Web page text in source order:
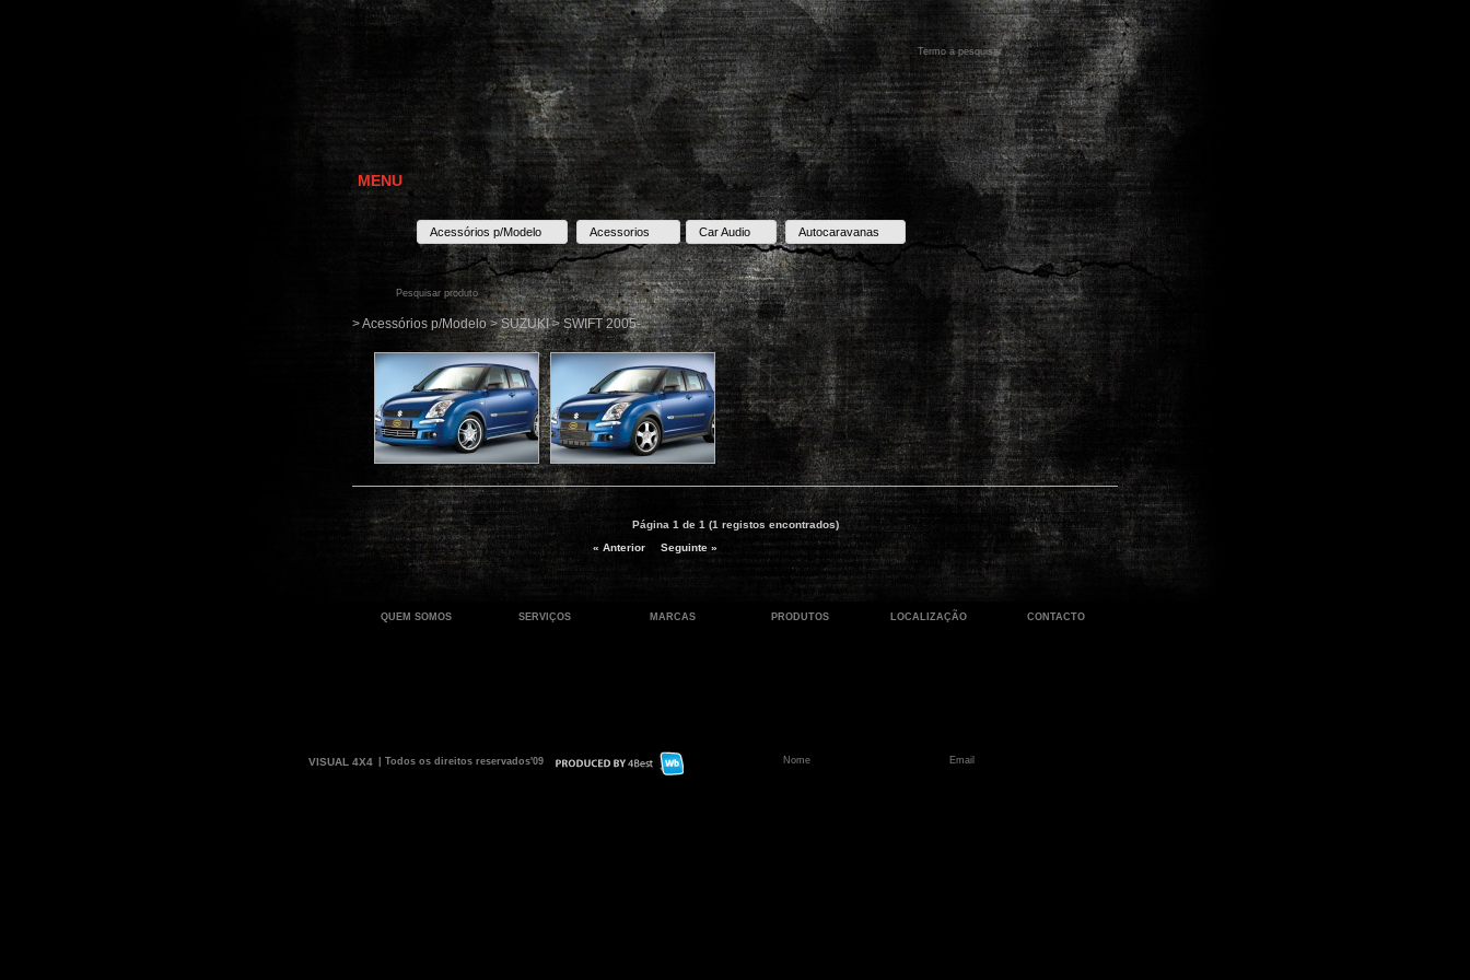
MENU
Acessórios p/Modelo Acessorios Car Audio Autocaravanas
> Acessórios p/Modelo > SUZUKI > SWIFT 2005-
Página 1 de 1 (1 registos encontrados)
« Anterior
Seguinte »
QUEM SOMOS SERVIÇOS MARCAS PRODUTOS LOCALIZAÇÃO CONTACTO
VISUAL 4X4 | Todos os direitos reservados'09